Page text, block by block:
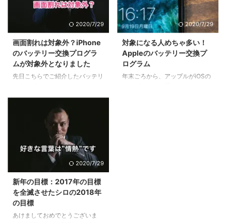
した。 目次1 「鬼滅の刃」と「進
撃の巨人」に共通する点2 魅力
１：多様な人間・鬼の背景に共感
める眼差しの冷静さ、鬼に払う敬
意4 魅力３：鬼VS人間ではなな
く、鬼＝人間からの…5 魅力４：
鬼である人間を切りながらも尊重
てくる6 鬼舞辻無惨の ...
iPhone6S画面を割ってしまった2
おまけにバッテリー交換プログラ
ムにも断られた3 DIY修理手
換〜4 1.部品の購入5 2.こちらの
動画で手順を参照6 3.実際に作業
7 4.画面修理ついでにバッテリー
も交換8 5.完成! iPhone6S画面を
2020/7/29
画面割れは対象外？iPhone
のバッテリー交換プログラ
ムが対象外となりました
先日こちらでご紹介したバッテリ
バッテリー交換されずに帰ってま
面には「修理のお申し込み時にご
報告いただいていない問題が見つ
かりました。」とのこと、、、
目次1 対象外になった理由は画面
の破損？2 もう一回出すと1万円
請求される！？3 このプログラム
で3200円払うより自分で直す方
が安かった4 まとめ 対象外にな
った理由は画面の破損？ こちら
が修理に出したiPhoneの画像で
す。 ご覧の通りバキバキに割れ
2020/7/29
対象になる人めちゃ多い！
Appleのバッテリー交換プ
ログラム
年末ごろから、アップルがiOSの
2020/7/29
新年の目標：2017年の目標
を全滅させたシロの2018年
の目標
あけましておめでとうございま